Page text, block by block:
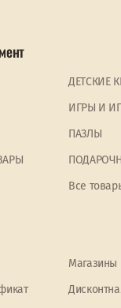
ДЕТСКИЕ
ИГРЫ И
ПАЗЛЫ
Все
Магазины